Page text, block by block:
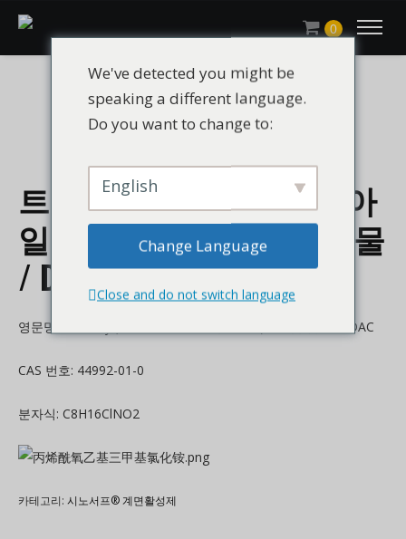
0
트리메틸(2-프로-2-에노아
일록시에틸)아자늄,염화물
/ DAC CAS 44992-01-0
영문명: trimethyl(2-프로-2-에노일록시에틸)아자늄,염화물 DAC
CAS 번호: 44992-01-0
분자식: C8H16ClNO2
카테고리: 시노서프® 계면활성제
We've detected you might be
speaking a different language.
Do you want to change to:
English
Change Language
Close and do not switch language